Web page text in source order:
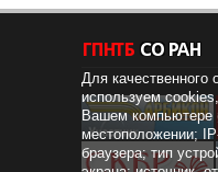
Для
используем
Вашем компьютере
местоположении;
браузера; тип